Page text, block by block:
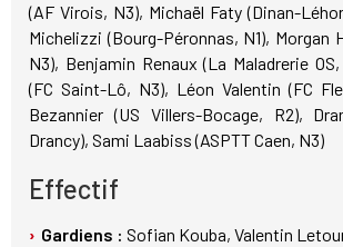
(AF Virois, N3), Michaël Faty (Dinan-
Michelizzi (Bourg-Péronnas, N1), Morgan
N3), Benjamin Renaux (La Maladrerie
(FC Saint-Lô, N3), Léon Valentin (FC
Bezannier (US Villers-Bocage, R2),
Drancy), Sami Laabiss (ASPTT Caen, N3)
Effectif
Gardiens : Sofian Kouba, Valentin